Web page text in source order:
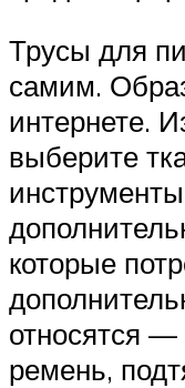
Трусы для
самим.
интернете.
выберите
которые
относятся —
ремень,